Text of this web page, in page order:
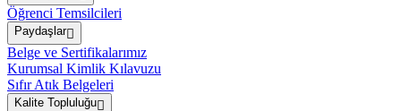
Öğrenci Temsilcileri
Paydaşlar
Belge ve Sertifikalarımız
Kurumsal Kimlik Kılavuzu
Sıfır Atık Belgeleri
Kalite Topluluğu